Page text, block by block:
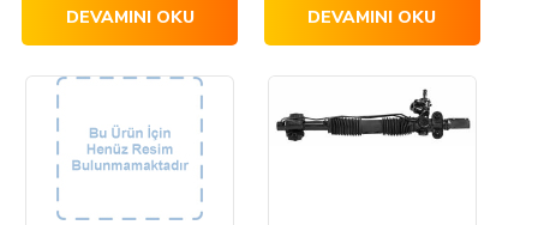
DEVAMINI OKU DEVAMINI OKU